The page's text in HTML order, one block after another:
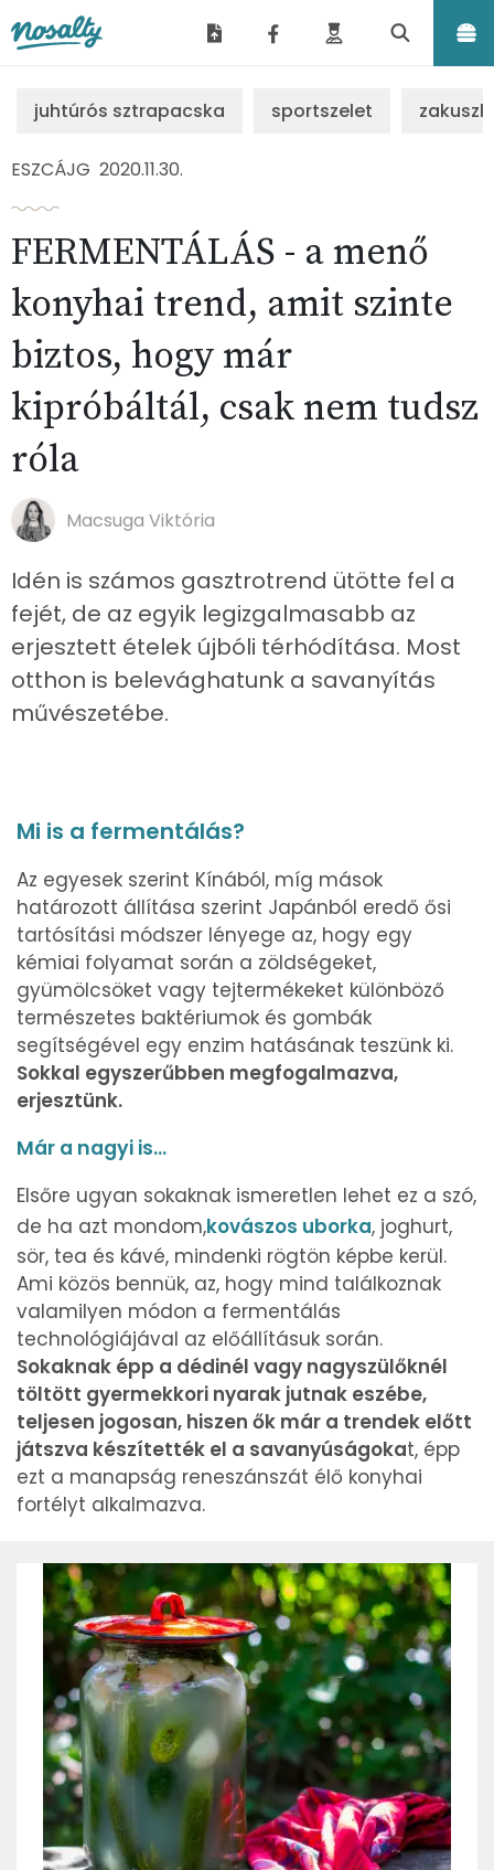
juhtúrós sztrapacska sportszelet
ESZCÁJG 2020.11.30.
FERMENTÁLÁS - a menő
konyhai trend, amit szinte
biztos, hogy már
kipróbáltál, csak nem tudsz
róla
Macsuga Viktória
Idén is számos gasztrotrend ütötte fel a
fejét, de az egyik legizgalmasabb az
erjesztett ételek újbóli térhódítása. Most
otthon is belevághatunk a savanyítás
művészetébe.
Mi is a fermentálás?
Az egyesek szerint Kínából, míg mások
határozott állítása szerint Japánból eredő ősi
tartósítási módszer lényege az, hogy egy
kémiai folyamat során a zöldségeket,
gyümölcsöket vagy tejtermékeket különböző
természetes baktériumok és gombák
segítségével egy enzim hatásának teszünk ki.
Sokkal egyszerűbben megfogalmazva,
erjesztünk.
Már a nagyi is...
Elsőre ugyan sokaknak ismeretlen lehet ez a szó,
de ha azt mondom,kovászos uborka, joghurt,
sör, tea és kávé, mindenki rögtön képbe kerül.
Ami közös bennük, az, hogy mind találkoznak
valamilyen módon a fermentálás
technológiájával az előállításuk során.
Sokaknak épp a dédinél vagy nagyszülőknél
töltött gyermekkori nyarak jutnak eszébe,
teljesen jogosan, hiszen ők már a trendek előtt
játszva készítették el a savanyúságokat, épp
ezt a manapság reneszánszát élő konyhai
fortélyt alkalmazva.